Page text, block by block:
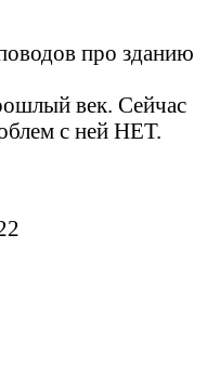
про зданию
век. Сейчас
с ней НЕТ.